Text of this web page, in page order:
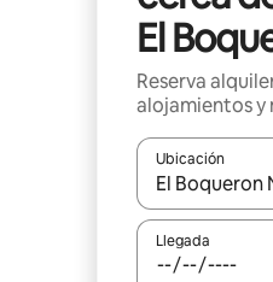
El
Reserva
alojamientos y
Ubicación
Cuando los
Llegada